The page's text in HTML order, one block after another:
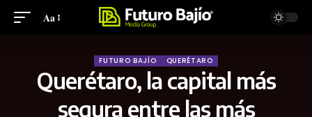
Aa
FUTURO BAJÍO QUERÉTARO
Querétaro, la capital más
segura entre las más